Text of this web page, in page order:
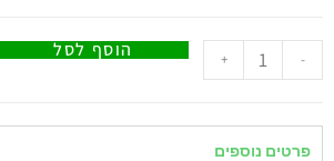
-
+ הוסף לסל
פרטים נוספים